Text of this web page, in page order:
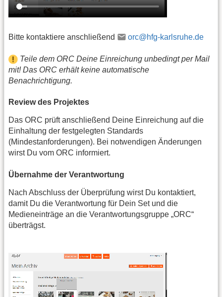
Bitte kontaktiere anschließend orc@hfg-karlsruhe.de
Teile dem ORC Deine Einreichung unbedingt per Mail
mit! Das ORC erhält keine automatische
Benachrichtigung.
Review des Projektes
Das ORC prüft anschließend Deine Einreichung auf die
Einhaltung der festgelegten Standards
(Mindestanforderungen). Bei notwendigen Änderungen
wirst Du vom ORC informiert.
Übernahme der Verantwortung
Nach Abschluss der Überprüfung wirst Du kontaktiert,
damit Du die Verantwortung für Dein Set und die
Medieneinträge an die Verantwortungsgruppe „ORC“
überträgst.